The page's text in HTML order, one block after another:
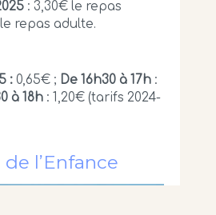
: 3,30€ le repas
repas adulte.
:0,65€ ; De 16h30 à 17h:
à 18h: 1,20€ (tarifs 2024-
l’Enfance